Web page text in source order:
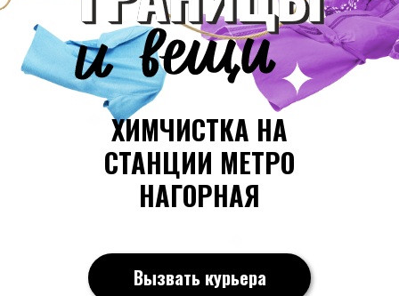
Вызвать курьера
ХИМЧИСТКА НА
СТАНЦИИ МЕТРО
НАГОРНАЯ